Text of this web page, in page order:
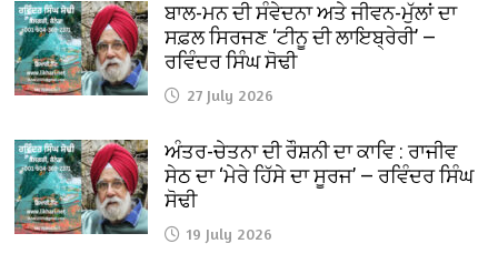
ਬਾਲ-ਮਨ ਦੀ ਸੰਵੇਦਨਾ ਅਤੇ ਜੀਵਨ-ਮੁੱਲਾਂ ਦਾ
ਸਫ਼ਲ ਸਿਰਜਣ ‘ਟੀਨੂ ਦੀ ਲਾਇਬ੍ਰੇਰੀ’ —
ਰਵਿੰਦਰ ਸਿੰਘ ਸੋਢੀ
27 July 2026
ਅੰਤਰ-ਚੇਤਨਾ ਦੀ ਰੌਸ਼ਨੀ ਦਾ ਕਾਵਿ : ਰਾਜੀਵ
ਸੇਠ ਦਾ ‘ਮੇਰੇ ਹਿੱਸੇ ਦਾ ਸੂਰਜ’ — ਰਵਿੰਦਰ ਸਿੰਘ
ਸੋਢੀ
19 July 2026